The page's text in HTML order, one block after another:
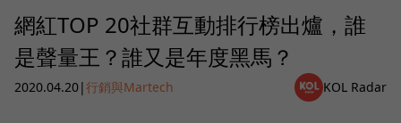
網紅TOP 20社群互動排行榜出爐，誰
是聲量王？誰又是年度黑馬？
2020.04.20|行銷與Martech KOL Radar